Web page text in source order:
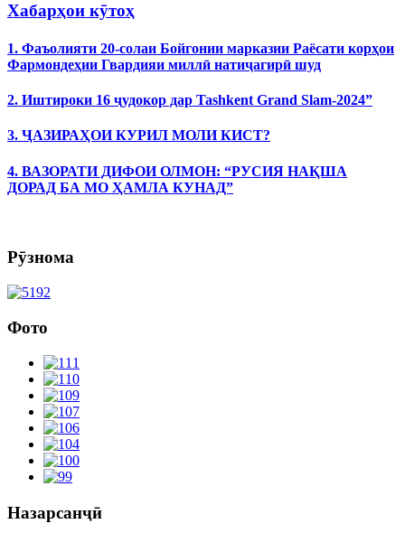
Хабарҳои кӯтоҳ
1. Фаъолияти 20-солаи Бойгонии марказии Раёсати корҳои
Фармондеҳии Гвардияи миллӣ натиҷагирӣ шуд
2. Иштироки 16 ҷудокор дар Tashkent Grand Slam-2024”
3. ҶАЗИРАҲОИ КУРИЛ МОЛИ КИСТ?
4. ВАЗОРАТИ ДИФОИ ОЛМОН: “РУСИЯ НАҚША
ДОРАД БА МО ҲАМЛА КУНАД”
Рӯзнома
Фото
Назарсанҷӣ